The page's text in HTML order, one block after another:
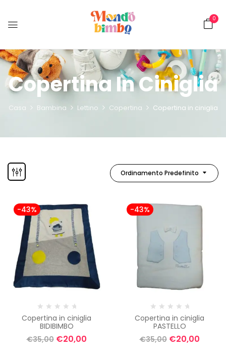
0
Copertina In Ciniglia
Casa Bambina Lettino Copertina Copertina in ciniglia
Ordinamento Predefinito
-43%
Copertina in ciniglia
BIDIBIMBO
€35,00 €20,00
-43%
Copertina in ciniglia
PASTELLO
€35,00 €20,00